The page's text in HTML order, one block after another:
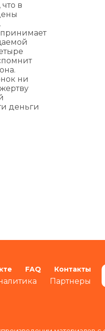
в
ни
деньги
Партнеры
FAQ Контакты